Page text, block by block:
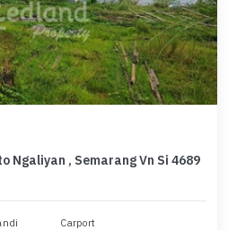
Ngaliyan , Semarang Vn Si 4689
Carport